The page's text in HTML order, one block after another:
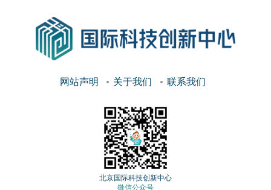
网站声明 关于我们 联系我们
北京国际科技创新中心
微信公众号